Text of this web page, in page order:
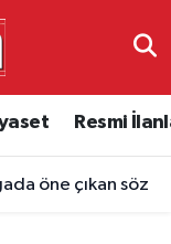
Resmi
öne çıkan söz